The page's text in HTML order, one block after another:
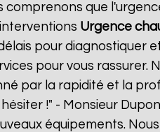
comprenons que
Urgence
pour diagnostiquer
pour vous rassurer.
par la rapidité et la
!" - Monsieur
équipements.